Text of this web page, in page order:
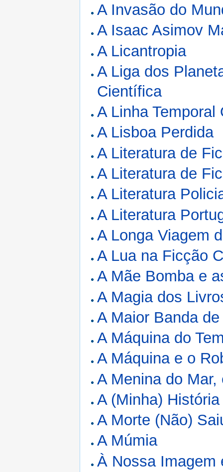
A Invasão do
A Isaac Asimov
A Licantropia
A Liga dos
Científica
A Linha
A Lisboa Perdida
A Literatura de
A Literatura de
A Literatura
A Literatura
A Longa Viagem
A Lua na Ficção
A Mãe Bomba e
A Magia dos
A Maior Banda
A Máquina do
A Máquina e o
A Menina do
A (Minha)
A Morte (Não)
A Múmia
À Nossa Imagem